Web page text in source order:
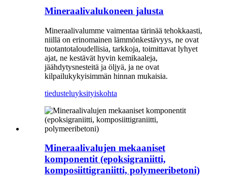
Mineraalivalukoneen jalusta
Mineraalivalumme vaimentaa tärinää tehokkaasti,
niillä on erinomainen lämmönkestävyys, ne ovat
tuotantotaloudellisia, tarkkoja, toimittavat lyhyet
ajat, ne kestävät hyvin kemikaaleja,
jäähdytysnesteitä ja öljyä, ja ne ovat
kilpailukykyisimmän hinnan mukaisia.
tiedusteluyksityiskohta
Mineraalivalujen mekaaniset
komponentit (epoksigraniitti,
komposiittigraniitti, polymeeribetoni)